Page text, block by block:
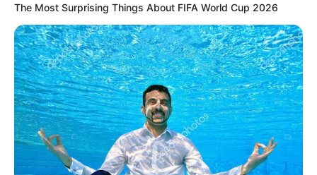
The Most Surprising Things About FIFA World Cup 2026